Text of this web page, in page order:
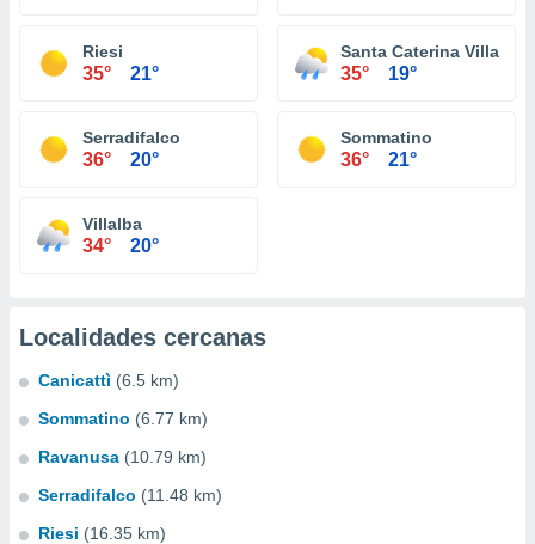
Riesi
35° 21°
Santa Caterina
35° 19°
Serradifalco
36° 20°
Sommatino
36° 21°
Villalba
34° 20°
Localidades cercanas
Canicattì (6.5 km)
Sommatino (6.77 km)
Ravanusa (10.79 km)
Serradifalco (11.48 km)
Riesi (16.35 km)